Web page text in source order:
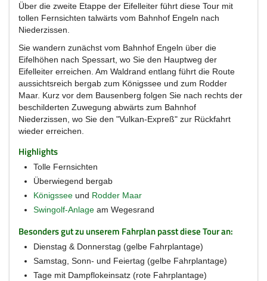
Über die zweite Etappe der Eifelleiter führt diese Tour mit
tollen Fernsichten talwärts vom Bahnhof Engeln nach
Niederzissen.
Sie wandern zunächst vom Bahnhof Engeln über die
Eifelhöhen nach Spessart, wo Sie den Hauptweg der
Eifelleiter erreichen. Am Waldrand entlang führt die Route
aussichtsreich bergab zum Königssee und zum Rodder
Maar. Kurz vor dem Bausenberg folgen Sie nach rechts der
beschilderten Zuwegung abwärts zum Bahnhof
Niederzissen, wo Sie den "Vulkan-Expreß" zur Rückfahrt
wieder erreichen.
Highlights
Tolle Fernsichten
Überwiegend bergab
Königssee und Rodder Maar
Swingolf-Anlage am Wegesrand
Besonders gut zu unserem Fahrplan passt diese Tour an:
Dienstag & Donnerstag (gelbe Fahrplantage)
Samstag, Sonn- und Feiertag (gelbe Fahrplantage)
Tage mit Dampflokeinsatz (rote Fahrplantage)